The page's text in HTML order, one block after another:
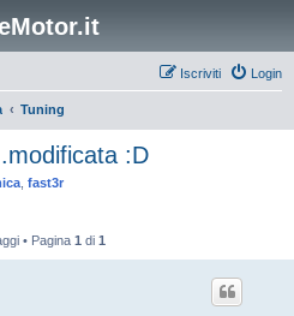
Login
Iscriviti
Tuning
:D
fast3r
• Pagina 1 di 1